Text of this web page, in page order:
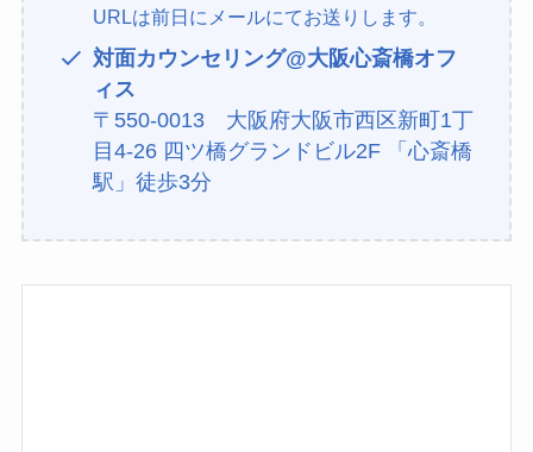
URLは前日にメールにてお送りします。
対面カウンセリング@大阪心斎橋オフ
ィス
〒550-0013 大阪府大阪市西区新町1丁
目4-26 四ツ橋グランドビル2F 「心斎橋
駅」徒歩3分